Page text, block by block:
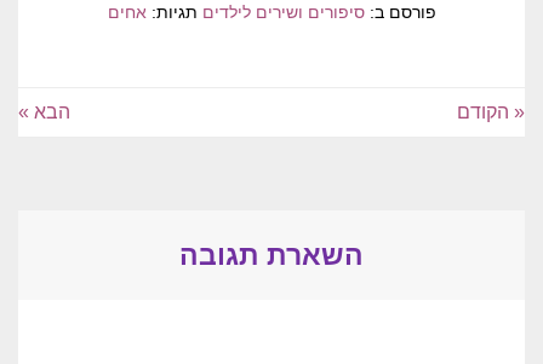
פורסם ב:סיפורים ושירים לילדים תגיות: אחים
« הקודם הבא »
השארת תגובה